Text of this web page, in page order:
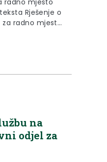
radno mjesto
Rješenje o
radno mjesto
(intervju) za
na
odjel za